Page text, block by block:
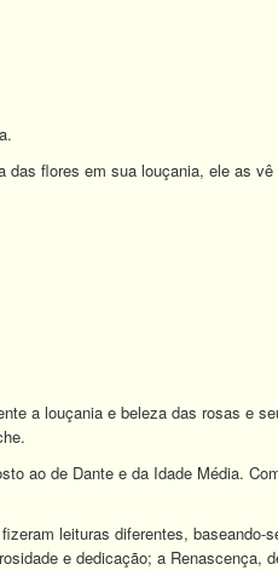
das flores em sua louçania, ele as
a louçania e beleza das rosas e
ao de Dante e da Idade Média.
leituras diferentes,
e dedicação; a Renascença,